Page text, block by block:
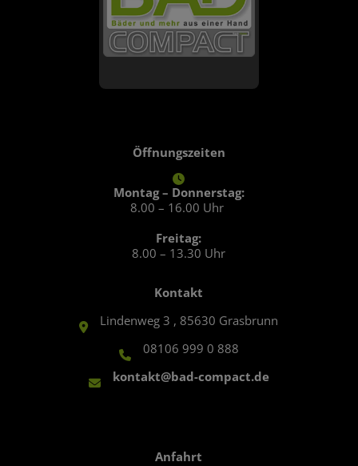
Öffnungszeiten
Montag – Donnerstag:
8.00 – 16.00 Uhr
Freitag:
8.00 – 13.30 Uhr
Kontakt
Lindenweg 3 , 85630 Grasbrunn
08106 999 0 888
kontakt@bad-compact.de
Anfahrt